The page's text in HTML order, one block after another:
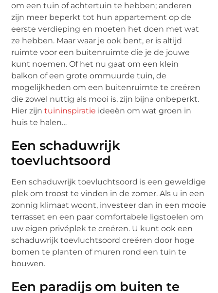
om een tuin of achtertuin te hebben; anderen
zijn meer beperkt tot hun appartement op de
eerste verdieping en moeten het doen met wat
ze hebben. Maar waar je ook bent, er is altijd
ruimte voor een buitenruimte die je de jouwe
kunt noemen. Of het nu gaat om een klein
balkon of een grote ommuurde tuin, de
mogelijkheden om een buitenruimte te creëren
die zowel nuttig als mooi is, zijn bijna onbeperkt.
Hier zijntuininspiratie ideeën om wat groen in
huis te halen…
Een schaduwrijk
toevluchtsoord
Een schaduwrijk toevluchtsoord is een geweldige
plek om troost te vinden in de zomer. Als u in een
zonnig klimaat woont, investeer dan in een mooie
terrasset en een paar comfortabele ligstoelen om
uw eigen privéplek te creëren. U kunt ook een
schaduwrijk toevluchtsoord creëren door hoge
bomen te planten of muren rond een tuin te
bouwen.
Een paradijs om buiten te